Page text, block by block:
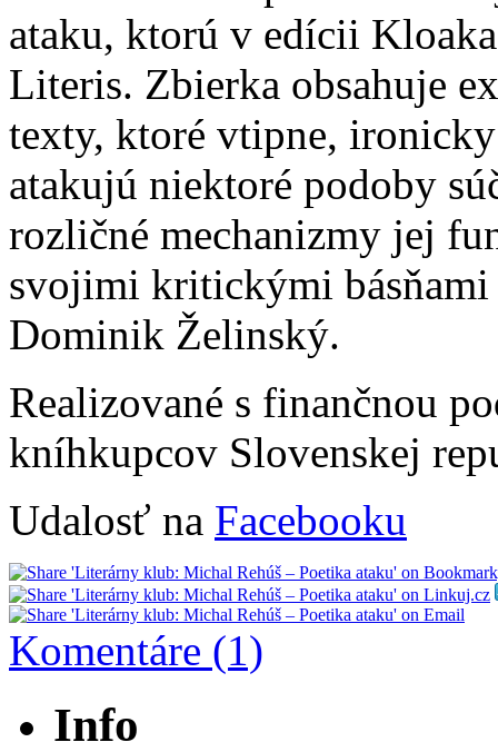
ataku, ktorú v edícii
Literis. Zbierka obsahuje
texty, ktoré vtipne,
atakujú niektoré podoby
rozličné mechanizmy jej
svojimi kritickými
Dominik Želinský.
Realizované s finančnou
kníhkupcov Slovenskej
Udalosť na Facebooku
Komentáre (1)
Info